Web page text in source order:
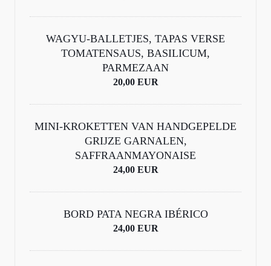
WAGYU-BALLETJES, TAPAS VERSE
TOMATENSAUS, BASILICUM,
PARMEZAAN
20,00 EUR
MINI-KROKETTEN VAN HANDGEPELDE
GRIJZE GARNALEN,
SAFFRAANMAYONAISE
24,00 EUR
BORD PATA NEGRA IBÉRICO
24,00 EUR